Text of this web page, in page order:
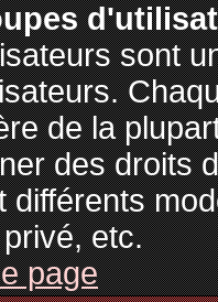
sont
de la
des droits
différents
etc.
page